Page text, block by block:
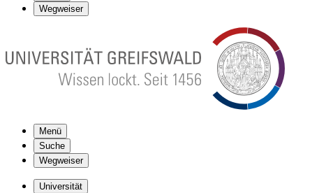
Wegweiser
Menü
Suche
Wegweiser
Universität